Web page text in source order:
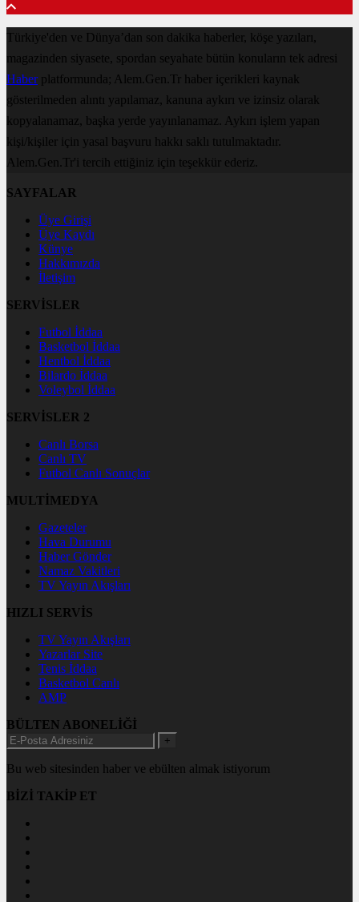
Türkiye'den ve Dünya’dan son dakika haberler, köşe yazıları,
magazinden siyasete, spordan seyahate bütün konuların tek adresi
Haberplatformunda; Alem.Gen.Tr haber içerikleri kaynak
gösterilmeden alıntı yapılamaz, kanuna aykırı ve izinsiz olarak
kopyalanamaz, başka yerde yayınlanamaz. Aykırı işlem yapan
kişi/kişiler için yasal başvuru hakkı saklı tutulmaktadır.
Alem.Gen.Tr'i tercih ettiğiniz için teşekkür ederiz.
SAYFALAR
Üye Girişi
Üye Kaydı
Künye
Hakkımızda
İletişim
SERVİSLER
Futbol İddaa
Basketbol İddaa
Hentbol İddaa
Bilardo İddaa
Voleybol İddaa
SERVİSLER 2
Canlı Borsa
Canlı TV
Futbol Canlı Sonuçlar
MULTİMEDYA
Gazeteler
Hava Durumu
Haber Gönder
Namaz Vakitleri
TV Yayın Akışları
HIZLI SERVİS
TV Yayın Akışları
Yazarlar Site
Tenis İddaa
Basketbol Canlı
AMP
BÜLTEN ABONELİĞİ
+
Bu web sitesinden haber ve ebülten almak istiyorum
BİZİ TAKİP ET